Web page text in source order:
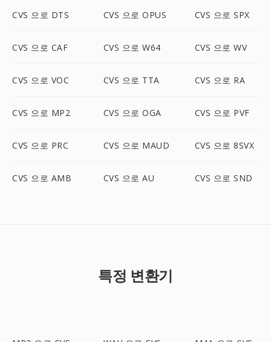
CVS 으로 DTS CVS 으로 OPUS CVS 으로 SPX
CVS 으로 CAF CVS 으로 W64 CVS 으로 WV
CVS 으로 VOC CVS 으로 TTA CVS 으로 RA
CVS 으로 MP2 CVS 으로 OGA CVS 으로 PVF
CVS 으로 PRC CVS 으로 MAUD CVS 으로 8SVX
CVS 으로 AMB CVS 으로 AU CVS 으로 SND
특정 변환기